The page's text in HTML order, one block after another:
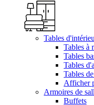
Tables
Tables à
Tables
Tables
Tables
Afficher
Armoires de
Buffets